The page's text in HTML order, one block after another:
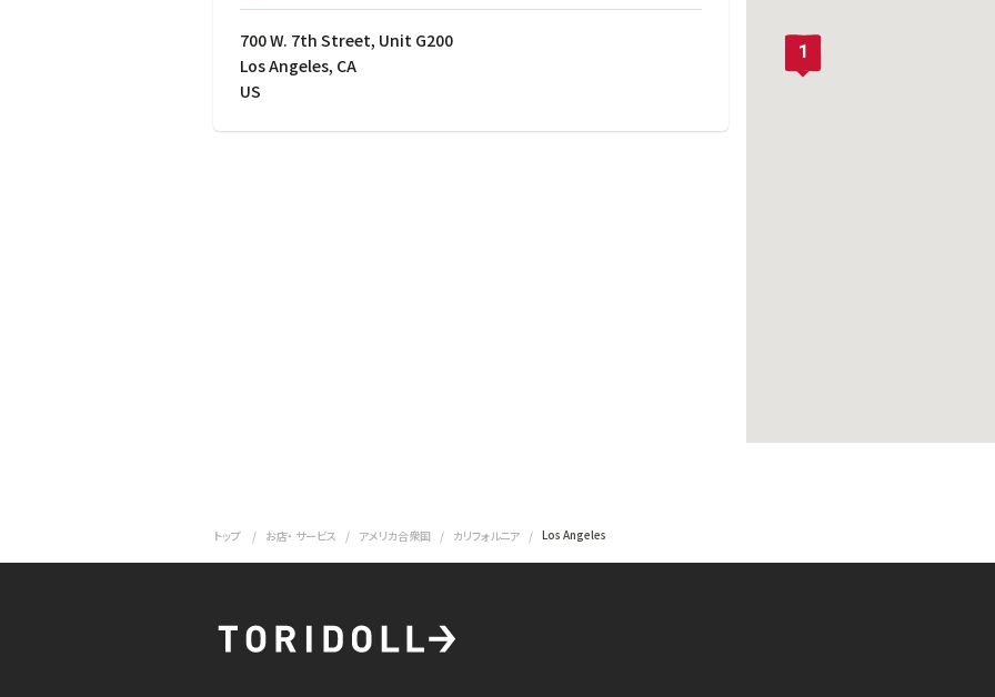
700 W. 7th Street, Unit G200
Los Angeles, CA
US
0
トップ お店・ サービス アメリカ合衆国 カリフォルニア Los Angeles